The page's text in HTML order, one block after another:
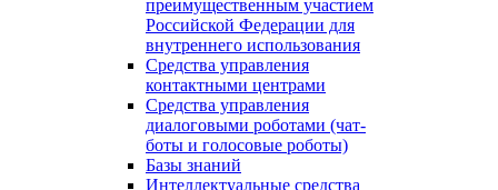
преимущественным участием
Российской Федерации для
внутреннего использования
Средства управления
контактными центрами
Средства управления
диалоговыми роботами (чат-
боты и голосовые роботы)
Базы знаний
Интеллектуальные средства